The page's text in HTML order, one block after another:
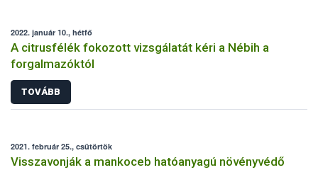
2022. január 10., hétfő
A citrusfélék fokozott vizsgálatát kéri a Nébih a
forgalmazóktól
TOVÁBB
2021. február 25., csütörtök
Visszavonják a mankoceb hatóanyagú növényvédő